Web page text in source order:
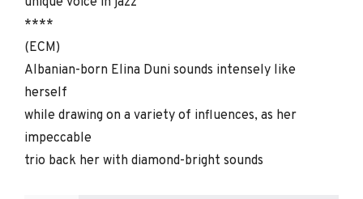
****
(ECM)
Albanian-born Elina Duni sounds intensely like
herself
while drawing on a variety of influences, as her
impeccable
trio back her with diamond-bright sounds